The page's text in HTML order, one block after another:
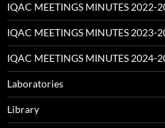
IQAC MEETINGS MINUTES 2022-
IQAC MEETINGS MINUTES 2023-
IQAC MEETINGS MINUTES 2024-
Laboratories
Library